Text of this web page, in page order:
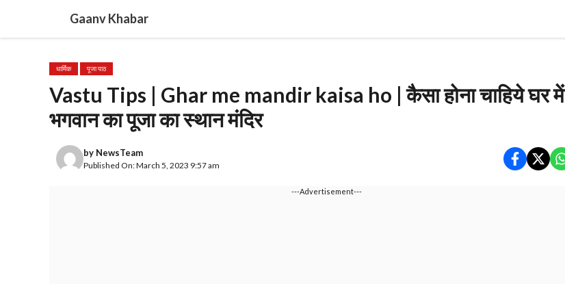
content
Gaanv Khabar
धार्मिक पूजा पाठ
Vastu Tips | Ghar me mandir kaisa ho | कैसा होना चाहिये घर में
भगवान का पूजा का स्थान मंदिर
by NewsTeam
Published On: March 5, 2023 9:57 am
---Advertisement---